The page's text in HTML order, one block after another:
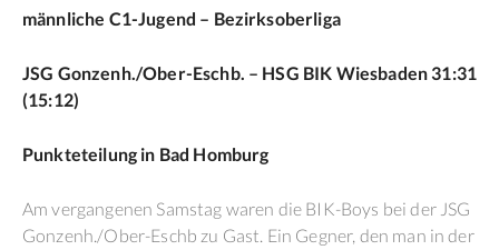
männliche C1-Jugend – Bezirksoberliga
JSG Gonzenh./Ober-Eschb. – HSG BIK Wiesbaden 31:31
(15:12)
Punkteteilung in Bad Homburg
Am vergangenen Samstag waren die BIK-Boys bei der JSG
Gonzenh./Ober-Eschb zu Gast. Ein Gegner, den man in der